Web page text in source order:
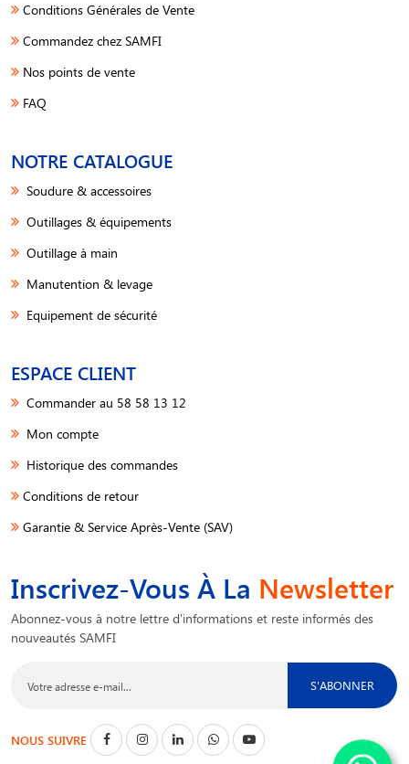
Conditions Générales de Vente
Commandez chez SAMFI
Nos points de vente
FAQ
NOTRE CATALOGUE
Soudure & accessoires
Outillages & équipements
Outillage à main
Manutention & levage
Equipement de sécurité
ESPACE CLIENT
Commander au 58 58 13 12
Mon compte
Historique des commandes
Conditions de retour
Garantie & Service Après-Vente (SAV)
Inscrivez-Vous À La Newsletter
Abonnez-vous à notre lettre d'informations et reste informés des
nouveautés SAMFI
S'ABONNER
NOUS SUIVRE